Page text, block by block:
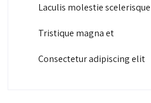
Laculis molestie scelerisque
Tristique magna et
Consectetur adipiscing elit